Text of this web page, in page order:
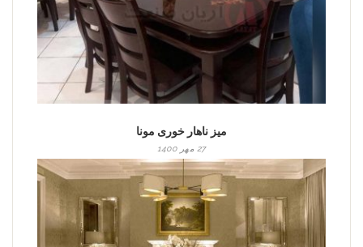
میز ناهار خوری مونا
27 مهر 1400